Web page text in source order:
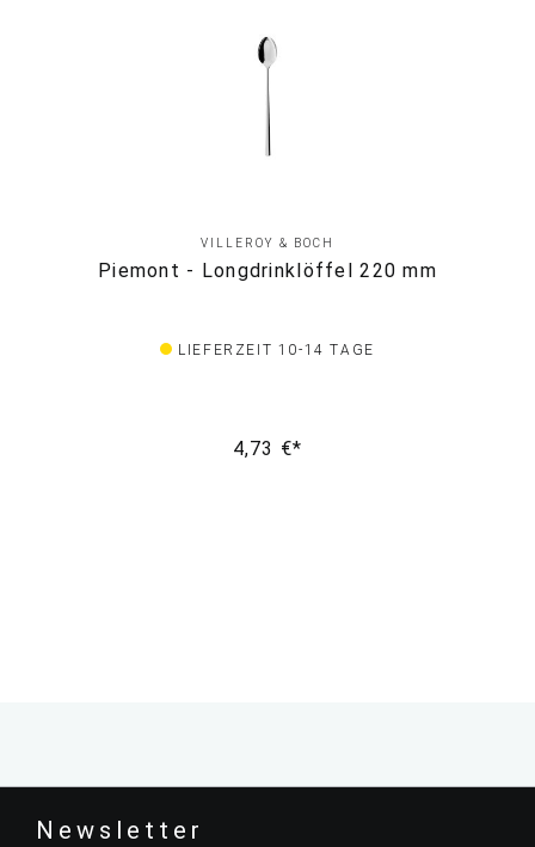
VILLEROY & BOCH
Piemont - Longdrinklöffel 220 mm
LIEFERZEIT 10-14 TAGE
4,73 €*
Newsletter